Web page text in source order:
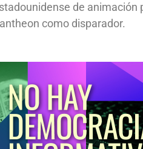
de animación
como disparador.